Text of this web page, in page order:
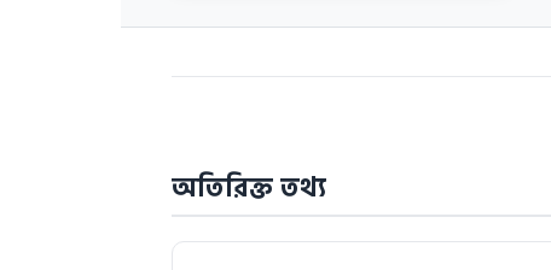
অতিরিক্ত তথ্য